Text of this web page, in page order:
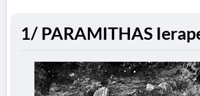
1/ PARAMITHAS